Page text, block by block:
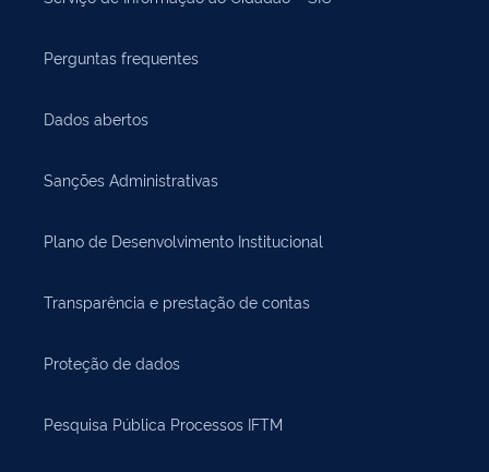
Perguntas frequentes
Dados abertos
Sanções Administrativas
Plano de Desenvolvimento Institucional
Transparência e prestação de contas
Proteção de dados
Pesquisa Pública Processos IFTM